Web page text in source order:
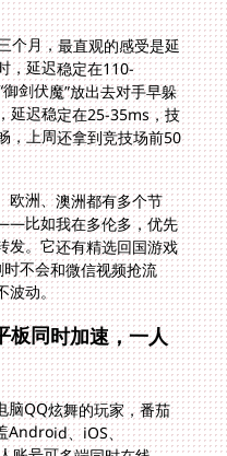
个月，最直观的感受是延
用加速器时，延迟稳定在110-
逍遥的“御剑伏魔”放出去对手早躲
荐线路，延迟稳定在25-35ms，技
衔接流畅，上周还拿到竞技场前50
欧洲、澳洲都有多个节
比如我在多伦多，优先
。它还有精选回国游戏
不会和微信视频抢流
波动。
板同时加速，一人
脑QQ炫舞的玩家，番茄
覆盖Android、iOS、
账号可多端同时在线。
挂QQ炫舞做日
设备同时加速，速度不